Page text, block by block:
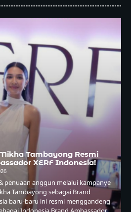
Tambayong Resmi
XERF Indonesia!
penuaan anggun melalui kampanye
Tambayong sebagai Brand
baru-baru ini resmi menggandeng